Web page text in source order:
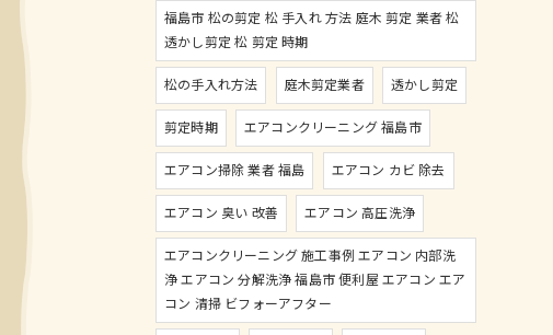
福島市 松の剪定 松 手入れ 方法 庭木 剪定 業者 松
透かし剪定 松 剪定 時期
松の手入れ方法
庭木剪定業者
透かし剪定
剪定時期
エアコンクリーニング 福島市
エアコン掃除 業者 福島
エアコン カビ 除去
エアコン 臭い 改善
エアコン 高圧洗浄
エアコンクリーニング 施工事例 エアコン 内部洗
浄 エアコン 分解洗浄 福島市 便利屋 エアコン エア
コン 清掃 ビフォーアフター